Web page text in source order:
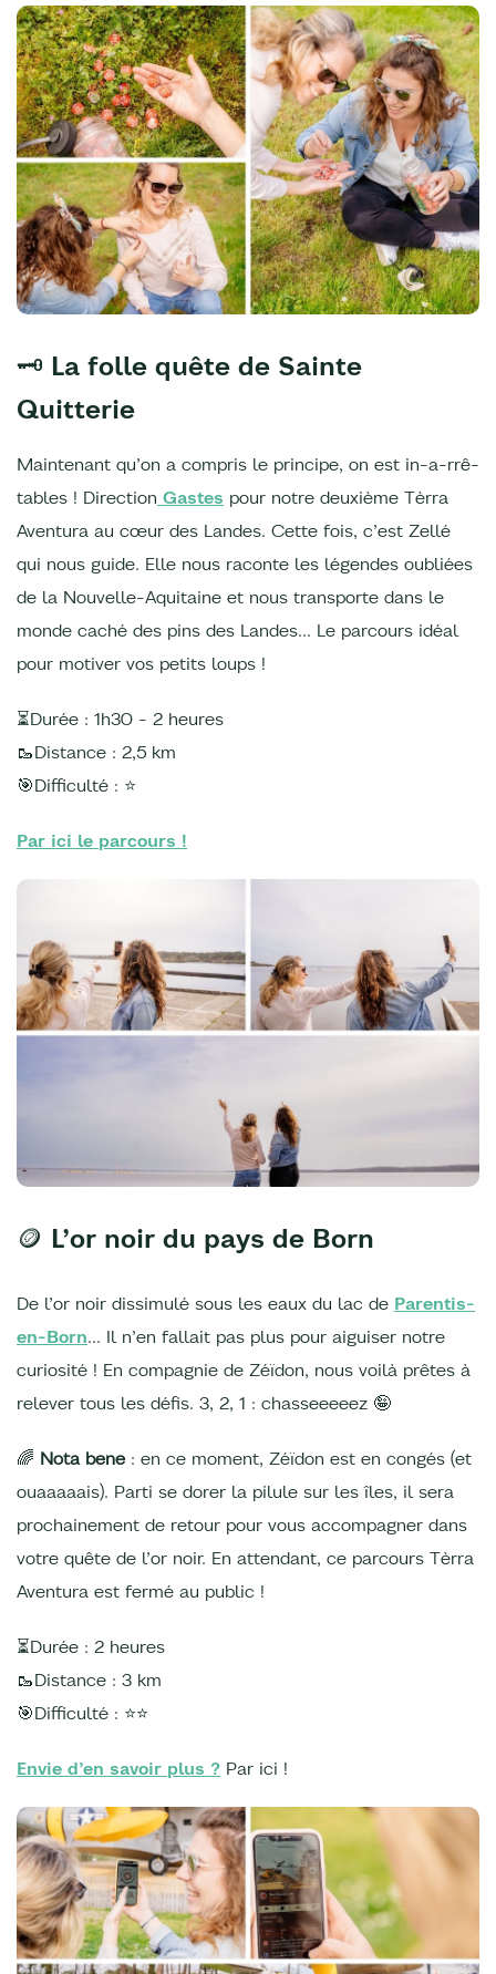
🗝️ La folle quête de Sainte
Quitterie
Maintenant qu’on a compris le principe, on est in-a-rrê-
tables ! Direction Gastes pour notre deuxième Tèrra
Aventura au cœur des Landes. Cette fois, c’est Zellé
qui nous guide. Elle nous raconte les légendes oubliées
de la Nouvelle-Aquitaine et nous transporte dans le
monde caché des pins des Landes… Le parcours idéal
pour motiver vos petits loups !
⏳Durée : 1h30 - 2 heures
🥾Distance : 2,5 km
🎯Difficulté : ⭐️
Par ici le parcours !
🪙 L’or noir du pays de Born
De l’or noir dissimulé sous les eaux du lac de Parentis-
en-Born... Il n’en fallait pas plus pour aiguiser notre
curiosité ! En compagnie de Zéïdon, nous voilà prêtes à
relever tous les défis. 3, 2, 1 : chasseeeeez 🤪
🌈 Nota bene: en ce moment, Zéïdon est en congés (et
ouaaaaais). Parti se dorer la pilule sur les îles, il sera
prochainement de retour pour vous accompagner dans
votre quête de l’or noir. En attendant, ce parcours Tèrra
Aventura est fermé au public !
⏳Durée : 2 heures
🥾Distance : 3 km
🎯Difficulté : ⭐️⭐️
Envie d’en savoir plus ? Par ici !